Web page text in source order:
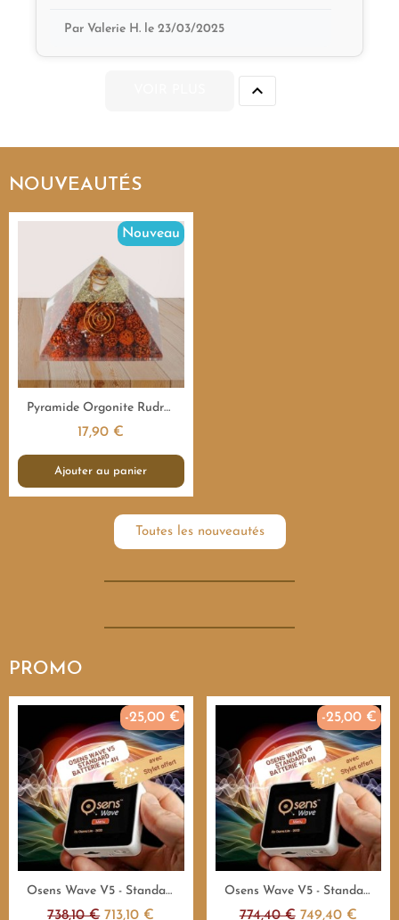
Par Valerie H. le 23/03/2025

NOUVEAUTÉS
Aperçu rapide
Nouveau
Pyramide Orgonite Rudraksha Sacrée - 7,5 cm
17,90 €
Ajouter au panier
Toutes les nouveautés
PROMO
Aperçu rapide
-25,00 €
Osens Wave V5 - Standard 55.000Hz - 4H - Emetteur fréquences
738,10 € 713,10 €
Aperçu rapide
-25,00 €
Osens Wave V5 - Standard 55.000Hz - 8H - Emetteur fréquences
774,40 € 749,40 €